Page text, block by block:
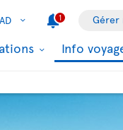
1 Gérer
Info